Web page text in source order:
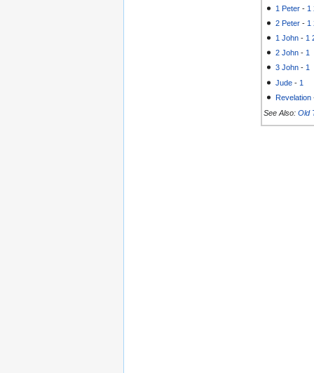
1 Peter - 1
2 Peter - 1
1 John - 1
2 John - 1
3 John -1
Jude - 1
Revelation
See Also: Old